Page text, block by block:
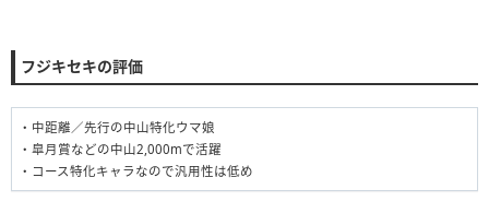
フジキセキの評価
・中距離／先行の中山特化ウマ娘
・皐月賞などの中山2,000mで活躍
・コース特化キャラなので汎用性は低め